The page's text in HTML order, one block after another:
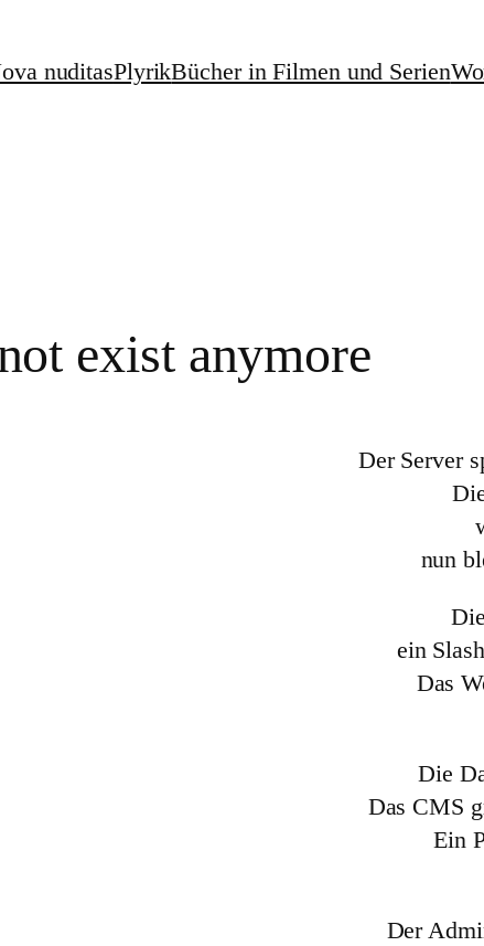
nuditasPlyrikBücher in Filmen und Serien
exist anymore
Der Server
nun
ein
Das
Die
Das CMS
Ein
Der